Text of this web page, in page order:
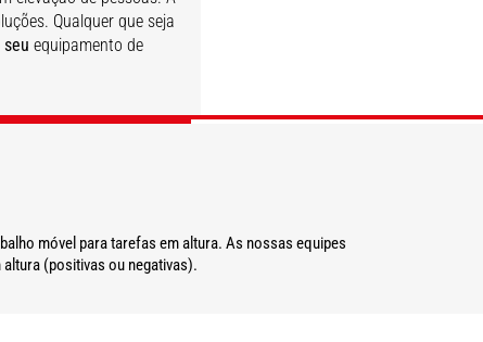
Qualquer que seja
equipamento de
móvel para tarefas em altura. As nossas equipes
(positivas ou negativas).